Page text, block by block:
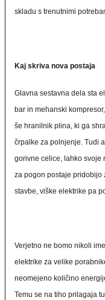
skladu s trenutnimi
Kaj skriva nova postaja
Glavna sestavna dela sta
bar in mehanski
še hranilnik plina, ki ga
črpalke za polnjenje. Tudi
gorivne celice, lahko svoje
za pogon postaje pridobijo
stavbe, viške elektrike pa
Verjetno ne bomo nikoli
elektrike za velike
neomejeno količino
Temu se na tiho prilagaja